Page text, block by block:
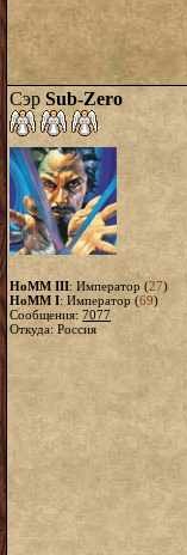
Сэр Sub-Zero
HoMM III: Император (27)
HoMM I: Император (69)
Сообщения: 7077
Откуда: Россия